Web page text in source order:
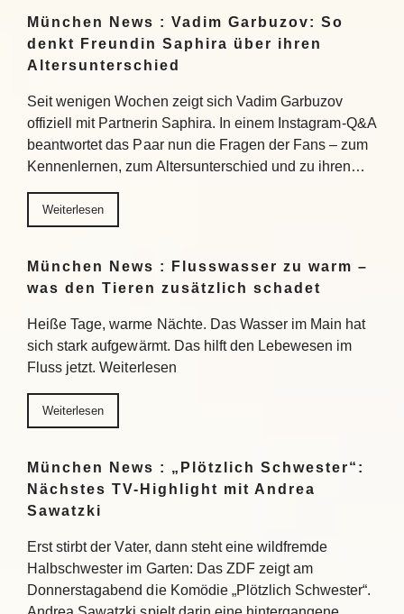
München News : Vadim Garbuzov: So
denkt Freundin Saphira über ihren
Altersunterschied
Seit wenigen Wochen zeigt sich Vadim Garbuzov
offiziell mit Partnerin Saphira. In einem Instagram-Q&A
beantwortet das Paar nun die Fragen der Fans – zum
Kennenlernen, zum Altersunterschied und zu ihren…
Weiterlesen
München News : Flusswasser zu warm –
was den Tieren zusätzlich schadet
Heiße Tage, warme Nächte. Das Wasser im Main hat
sich stark aufgewärmt. Das hilft den Lebewesen im
Fluss jetzt. Weiterlesen
Weiterlesen
München News : „Plötzlich Schwester“:
Nächstes TV-Highlight mit Andrea
Sawatzki
Erst stirbt der Vater, dann steht eine wildfremde
Halbschwester im Garten: Das ZDF zeigt am
Donnerstagabend die Komödie „Plötzlich Schwester“.